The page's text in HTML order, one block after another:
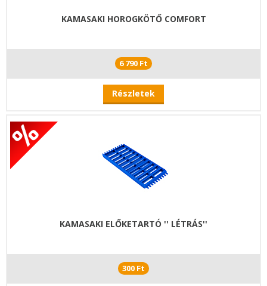
KAMASAKI HOROGKÖTŐ COMFORT
6 790 Ft
Részletek
KAMASAKI ELŐKETARTÓ '' LÉTRÁS''
300 Ft